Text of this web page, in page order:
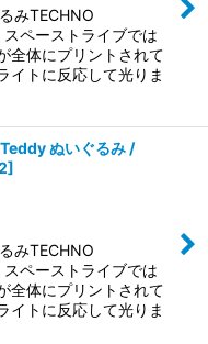
みTECHNO
ペーストライブでは
全体にプリントされて
イトに反応して光りま
ぬいぐるみ /
]
みTECHNO
ペーストライブでは
全体にプリントされて
イトに反応して光りま